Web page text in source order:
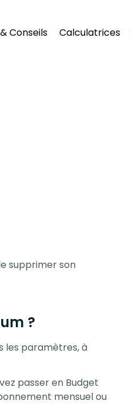
Conseils Calculatrices
supprimer son
?
les paramètres, à
passer en Budget
mensuel ou